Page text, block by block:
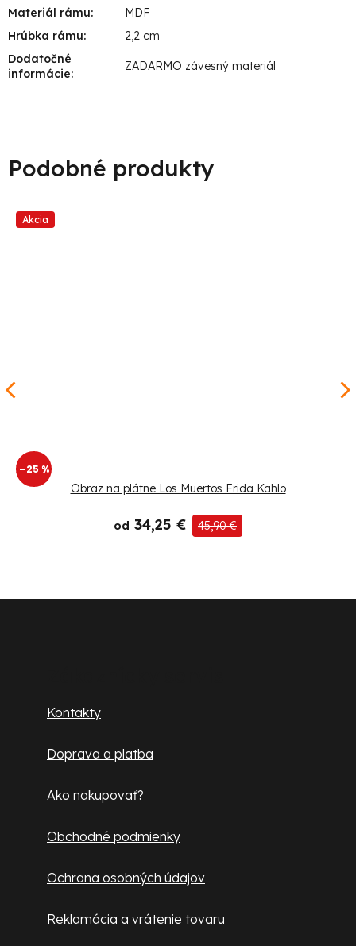
Materiál rámu:
MDF
Hrúbka rámu:
2,2 cm
Dodatočné
informácie:
ZADARMO závesný materiál
Akcia
–25 %
Obraz na plátne Los Muertos Frida Kahlo
od 34,25 € 45,90 €
Kontakty
Doprava a platba
Ako nakupovať?
Obchodné podmienky
Ochrana osobných údajov
Reklamácia a vrátenie tovaru